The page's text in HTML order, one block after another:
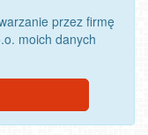
przez firmę
moich danych